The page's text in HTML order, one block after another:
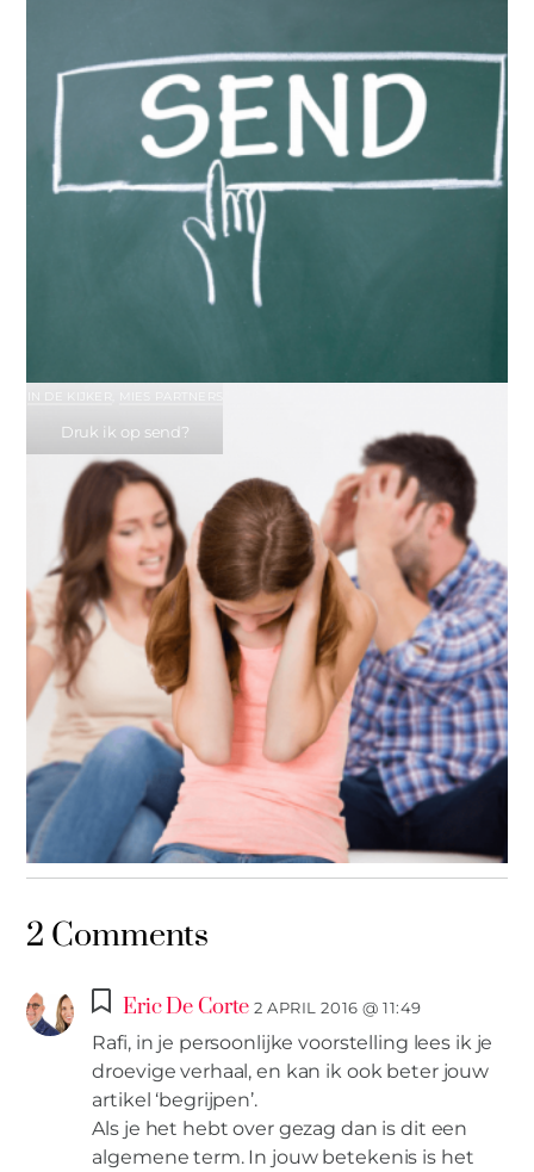
IN DE KIJKER MIES PARTNERS
Druk ik op send?
IN DE KIJKER,MIES PARTNERS
2 Comments
Eric De Corte 2 APRIL 2016 @ 11:49
Rafi, in je persoonlijke voorstelling lees ik je
droevige verhaal, en kan ik ook beter jouw
artikel ‘begrijpen’.
Als je het hebt over gezag dan is dit een
algemene term. In jouw betekenis is het